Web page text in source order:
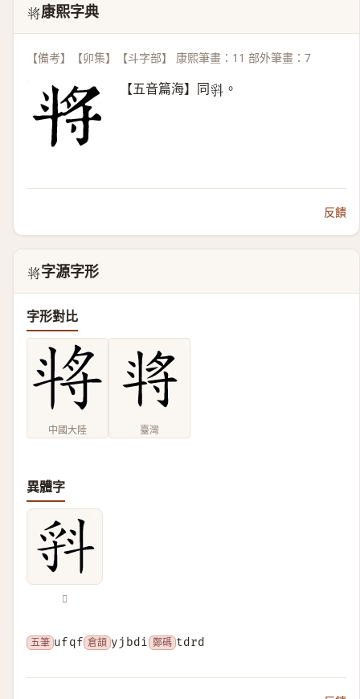
𣁻 康熙字典
【備考】【卯集】【斗字部】 康熙筆畫：11 部外筆畫：7
【五音篇海】同𣁷 。
反饋
𣁻 字源字形
字形對比
中國大陸 臺灣
異體字
𣁷
五筆 ufqf 倉頡 yjbdi 鄭碼 tdrd